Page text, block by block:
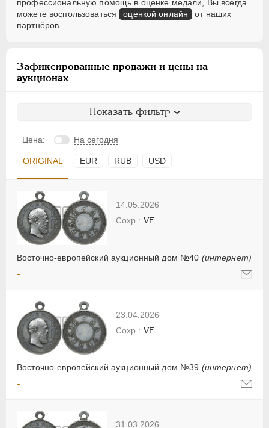
профессиональную помощь в оценке медали, Вы всегда
можете воспользоваться оценкой онлайн
от наших
партнёров.
Зафиксированные продажи и цены на
аукционах
Показать фильтр
Цена: На сегодня
ORIGINAL EUR RUB USD
14.05.2026
Восточно-европейский аукционный дом №40 (интернет)
VF
-
23.04.2026
Восточно-европейский аукционный дом №39 (интернет)
VF
-
31.03.2026